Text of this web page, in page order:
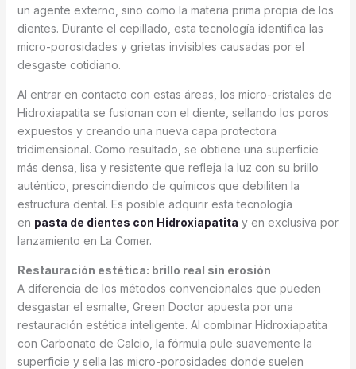
un agente externo, sino como la materia prima propia de los
dientes. Durante el cepillado, esta tecnología identifica las
micro-porosidades y grietas invisibles causadas por el
desgaste cotidiano.
Al entrar en contacto con estas áreas, los micro-cristales de
Hidroxiapatita se fusionan con el diente, sellando los poros
expuestos y creando una nueva capa protectora
tridimensional. Como resultado, se obtiene una superficie
más densa, lisa y resistente que refleja la luz con su brillo
auténtico, prescindiendo de químicos que debiliten la
estructura dental. Es posible adquirir esta tecnología
en pasta de dientes con Hidroxiapatita y en exclusiva por
lanzamiento en La Comer.
Restauración estética: brillo real sin erosión
A diferencia de los métodos convencionales que pueden
desgastar el esmalte, Green Doctor apuesta por una
restauración estética inteligente. Al combinar Hidroxiapatita
con Carbonato de Calcio, la fórmula pule suavemente la
superficie y sella las micro-porosidades donde suelen